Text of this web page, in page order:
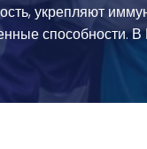
спорт
спорта
и
укрепляют
способности.